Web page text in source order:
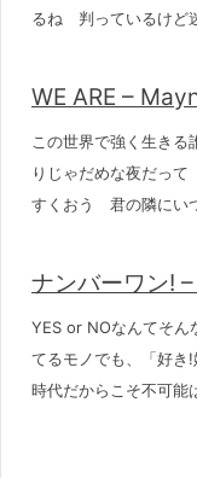
るね 判っているけど
WE ARE –
この世界で強く生き
りじゃだめな夜だっ
すくおう 君の隣にい
ナンバーワン!
YES or NOなんてそん
てるモノでも、「好き
時代だからこそ不可能